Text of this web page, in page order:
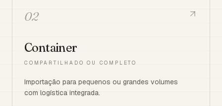
02
Container
COMPARTILHADO OU COMPLETO
Importação para pequenos ou grandes volumes
com logística integrada.